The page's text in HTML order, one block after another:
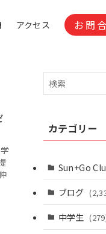
アクセス お問
カテゴリー
Sun+Go
ブログ
中学生